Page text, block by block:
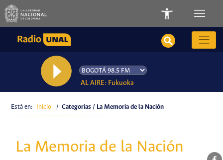
AL AIRE: Fukuoka
Está en: Inicio / Categorias / La Memoria de la Nación
La Memoria de la Nación